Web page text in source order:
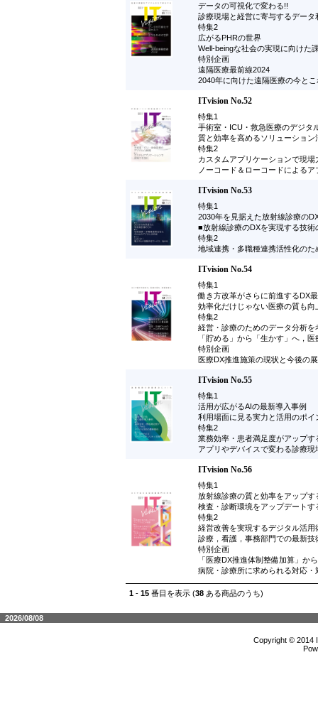
データの可視化で変わる!!
診療現場と経営に寄与するデータ
特集2
広がるPHRの世界
Well-beingな社会の実現に向けた
特別企画
遠隔医療最前線2024
2040年に向けた遠隔医療の今と
ITvision No.52
特集1
手術室・ICU・救急医療のデジタ
質と効率を高めるソリューション
特集2
カスタムアプリケーションで現場
ノーコード＆ローコードによる
ITvision No.53
特集1
2030年を見据えた放射線診療の
■放射線診療のDXを実現する技術
特集2
地域連携・多職種連携活性化のた
ITvision No.54
特集1
働き方改革がさらに前進するDX
効率化だけじゃない医療の質も
特集2
経営・診療のためのデータ分析を
「貯める」から「生かす」へ，
特別企画
医療DX推進施策の現状と今後の
ITvision No.55
特集1
活用が広がるAIの最新導入事例
利用場面に見る実力と活用のポイ
特集2
業務効率・患者満足度がアップ
アプリやデバイスで変わる診療現
ITvision No.56
特集1
放射線診療の質と効率をアップす
検査・診断環境をアップデート
特集2
経営改善を実現するデジタル活用
診療，看護，事務部門での最新
特別企画
「医療DX推進体制整備加算」か
病院・診療所に求められる対応・
1 - 15 番目を表示 (38 ある商品のうち)
2026/08/08
Copyright © 2014